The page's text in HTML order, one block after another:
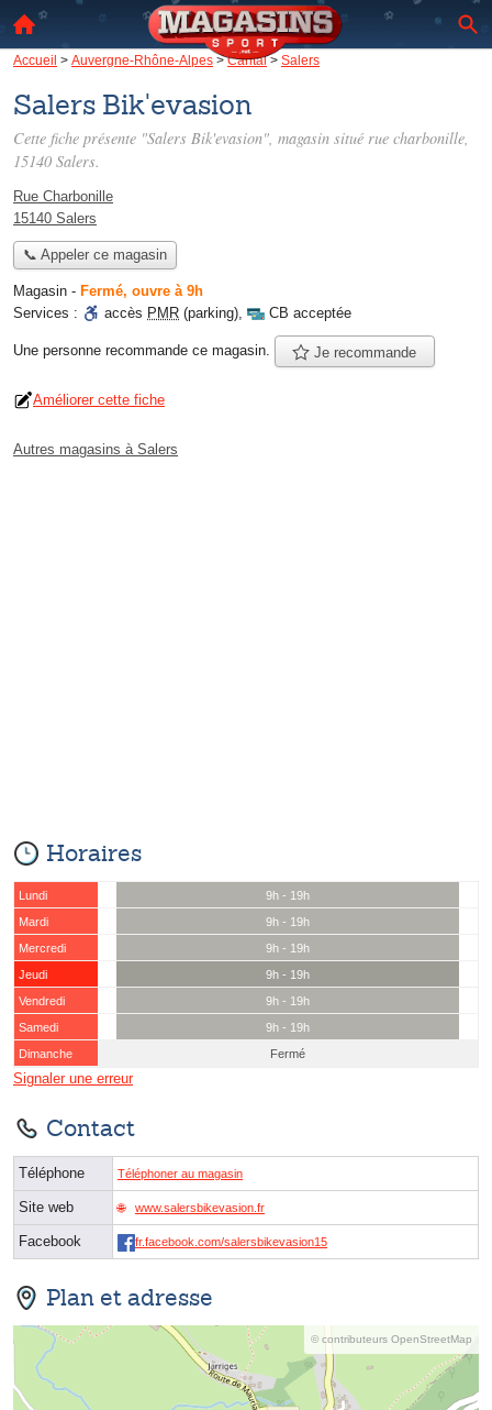
Accueil > Auvergne-Rhône-Alpes >Cantal> Salers
Salers Bik'evasion
Cette fiche présente "Salers Bik'evasion", magasin situé rue charbonille,
15140 Salers.
Rue Charbonille
15140 Salers
📞 Appeler ce magasin
Magasin - Fermé, ouvre à 9h
Services :
accès PMR (parking), CB acceptée
Une personne recommande ce magasin. Je recommande
Améliorer cette fiche
Autres magasins à Salers
Horaires
Lundi
9h - 19h
Mardi
9h - 19h
Mercredi
9h - 19h
Jeudi
9h - 19h
Vendredi
9h - 19h
Samedi
9h - 19h
Dimanche
Fermé
Signaler une erreur
Contact
Téléphone Téléphoner au magasin
Site web www.salersbikevasion.fr
Facebook fr.facebook.com/salersbikevasion15
Plan et adresse
© contributeurs OpenStreetMap